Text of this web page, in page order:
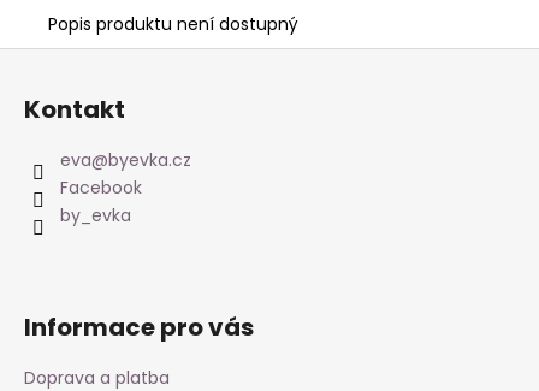
Popis produktu není dostupný
Z
Kontakt
eva@byevka.cz
Facebook
by_evka
Informace pro vás
Doprava a platba